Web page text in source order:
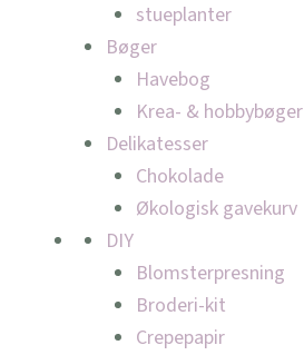
stueplanter
Bøger
Havebog
Krea- & hobbybøger
Delikatesser
Chokolade
Økologisk gavekurv
DIY
Blomsterpresning
Broderi-kit
Crepepapir